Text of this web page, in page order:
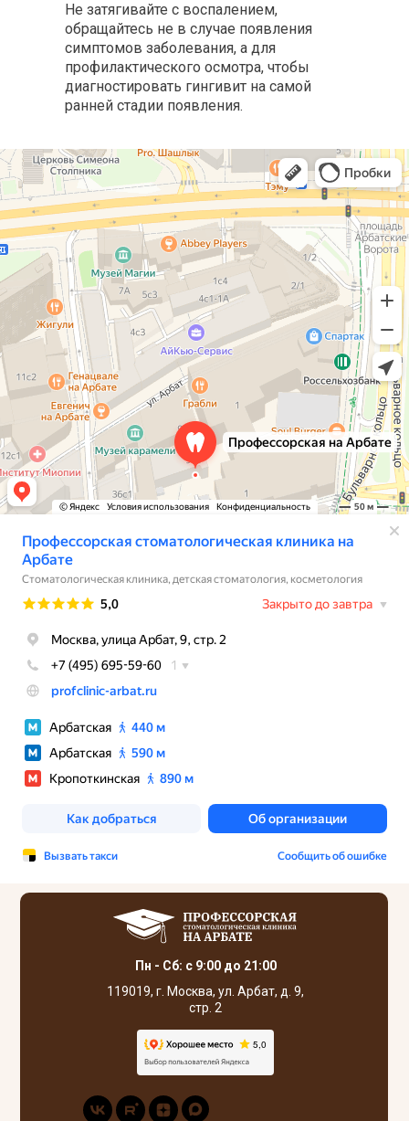
Не затягивайте с воспалением,
обращайтесь не в случае появления
симптомов заболевания, а для
профилактического осмотра, чтобы
диагностировать гингивит на самой
ранней стадии появления.
Профессорская авторская стоматология
Стоматологическая клиника в Москве
Детская стоматология в Москве
Пн - Сб: с 9:00 до 21:00
119019, г. Москва, ул. Арбат, д. 9,
стр. 2